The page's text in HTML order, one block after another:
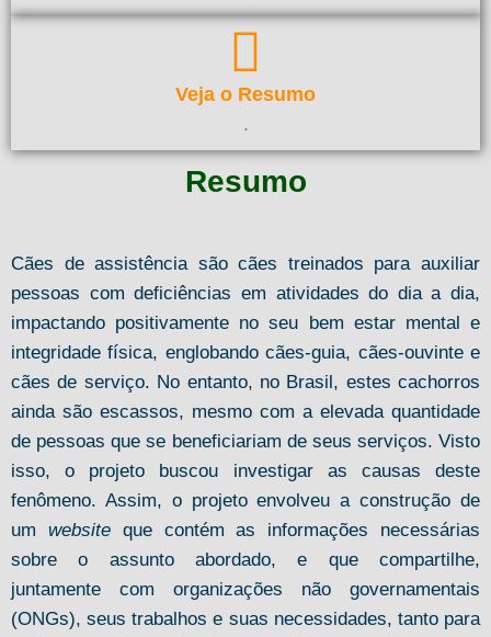
Veja o Resumo
.
Resumo
Cães de assistência são cães treinados para auxiliar
pessoas com deficiências em atividades do dia a dia,
impactando positivamente no seu bem estar mental e
integridade física, englobando cães-guia, cães-ouvinte e
cães de serviço. No entanto, no Brasil, estes cachorros
ainda são escassos, mesmo com a elevada quantidade
de pessoas que se beneficiariam de seus serviços. Visto
isso, o projeto buscou investigar as causas deste
fenômeno. Assim, o projeto envolveu a construção de
um websiteque contém as informações necessárias
sobre o assunto abordado, e que compartilhe,
juntamente com organizações não governamentais
(ONGs), seus trabalhos e suas necessidades, tanto para